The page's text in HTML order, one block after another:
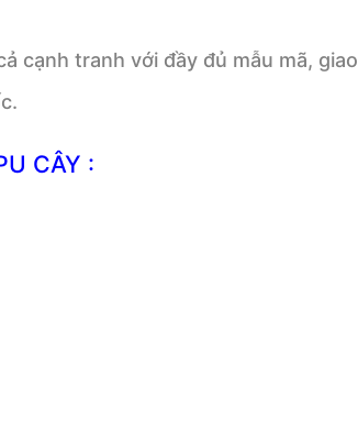
cạnh tranh với đầy đủ mẫu mã, giao
CÂY :